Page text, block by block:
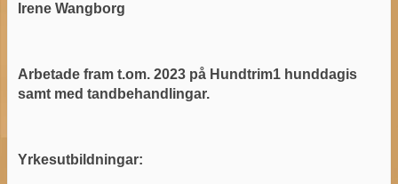
Irene Wangborg
Arbetade fram t.om. 2023 på Hundtrim1 hunddagis
samt med tandbehandlingar.
Yrkesutbildningar: